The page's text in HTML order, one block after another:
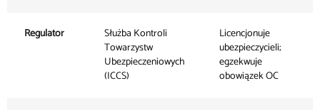
Regulator
Służba Kontroli
Towarzystw
Ubezpieczeniowych
(ICCS)
Licencjonuje
ubezpieczycieli;
egzekwuje
obowiązek OC